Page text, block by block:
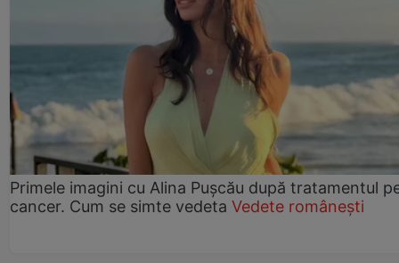
Primele imagini cu Alina Pușcău după tratamentul
cancer. Cum se simte vedeta Vedete românești